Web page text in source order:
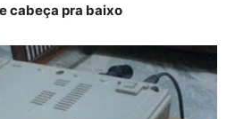
cabeça pra baixo